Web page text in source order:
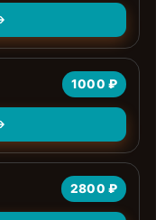
1000 ₽
2800 ₽